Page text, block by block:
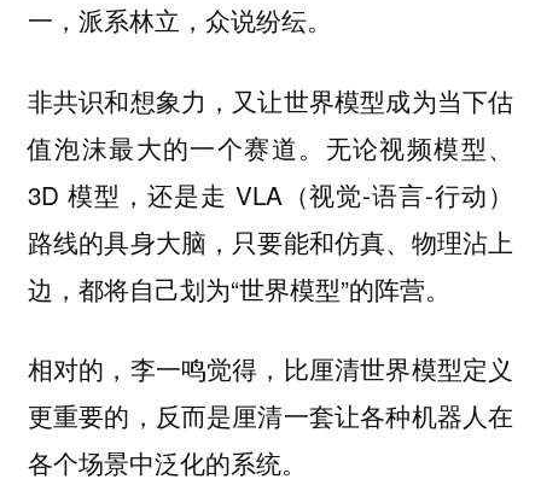
一，派系林立，众说纷纭。
非共识和想象力，又让世界模型成为当下估
值泡沫最大的一个赛道。无论视频模型、
3D 模型，还是走 VLA（视觉-语言-行动）
路线的具身大脑，只要能和仿真、物理沾上
边，都将自己划为“世界模型”的阵营。
相对的，李一鸣觉得，比厘清世界模型定义
更重要的，反而是厘清一套让各种机器人在
各个场景中泛化的系统。